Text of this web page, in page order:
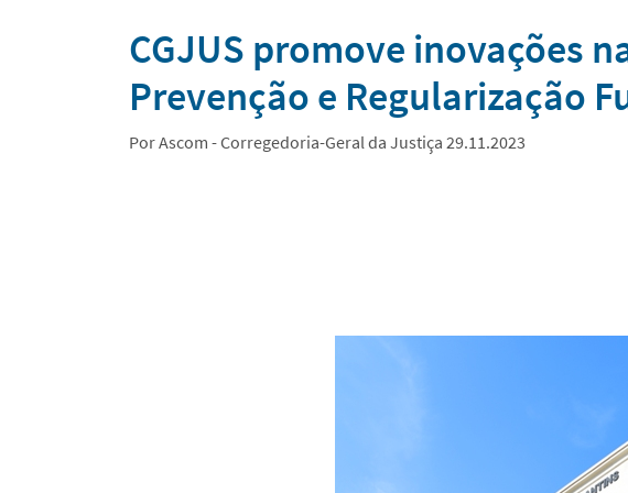
Notícias
CGJUS promove inovações
Prevenção e Regularização
Por Ascom - Corregedoria-Geral da Justiça 29.11.2023